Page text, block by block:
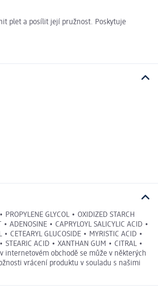
plet a posílit její pružnost. Poskytuje
GLYCOL • OXIDIZED STARCH
ADENOSINE • CAPRYLOYL SALICYLIC ACID •
• CETEARYL GLUCOSIDE • MYRISTIC ACID •
STEARIC ACID • XANTHAN GUM • CITRAL •
v internetovém obchodě se může v některých
vrácení produktu v souladu s našimi